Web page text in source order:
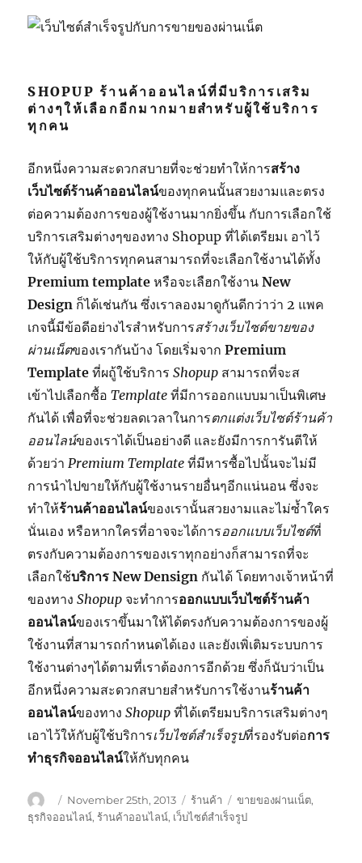
SHOPUP ร้านค้าออนไลน์ที่มีบริการเสริม
ต่างๆให้เลือกอีกมากมายสำหรับผู้ใช้บริการ
ทุกคน
อีกหนึ่งความสะดวกสบายที่จะช่วยทำให้การสร้าง
เว็บไซต์ร้านค้าออนไลน์ของทุกคนนั้นสวยงามและตรง
ต่อความต้องการของผู้ใช้งานมากยิ่งขึ้น กับการเลือกใช้
บริการเสริมต่างๆของทาง Shopup ที่ได้เตรียมเ อาไว้
ให้กับผู้ใช้บริการทุกคนสามารถที่จะเลือกใช้งานได้ทั้ง
Premium template หรือจะเลืฮกใช้งานNew
Design ก็ได้เช่นกัน ซึ่งเราลองมาดูกันดีกว่าว่า 2 แพค
เกจนี้มีข้อดีอย่างไรสำหรับการสร้างเว็บไซต์ขายของ
ผ่านเน็ตของเรากันบ้าง โดยเริ่มจากPremium
Template ที่ผถู้ใช้บริการShopup สามารถที่จะส
เข้าไปเลือกซื้อTemplate ที่มีการออกแบบมาเป็นพิเศษ
กันได้ เพื่อที่จะช่วยลดเวลาในการตกแต่งเว็บไซต์ร้านค้า
ออนไลน์ของเราได้เป็นอย่างดี และยังมีการการันตีให้
ด้วยว่าPremium Template ที่มีหารซื้อไปนั้นจะไม่มี
การนำไปขายให้กับผู้ใช้งานรายอื่นๆอีกแน่นอน ซึ่งจะ
ทำให้ร้านค้าออนไลน์ของเรานั้นสวยงามและไม่ซ้ำใคร
นั่นเอง หรือหากใครที่อาจจะได้การออกแบบเว็บไซต์ที่
ตรงกับความต้องการของเราทุกอย่างก็สามารถที่จะ
เลือกใช้บริการ New Densign กันได้ โดยทางเจ้าหน้าที่
ของทางShopup จะทำการออกแบบเว็บไซต์ร้านค้า
ออนไลน์ของเราขึ้นมาให้ได้ตรงกับความต้องการของผู้
ใช้งานที่สามารถกำหนดได้เอง และยังเพิ่เติมระบบการ
ใช้งานต่างๆได้ตามที่เราต้องการอีกด้วย ซึ่งก็นับว่าเป็น
อีกหนึ่งความสะดวกสบายสำหรับการใช้งานร้านค้า
ออนไลน์ของทางShopup ที่ได้เตรียมบริการเสริมต่างๆ
เอาไว้ให้กับผู้ใช้บริการเว็บไซต์สำเร็จรูปที่รองรับต่อการ
ทำธุรกิจออนไลน์ให้กับทุกคน
Author
Posted
on
November 25th, 2013 Categories
ร้านค้า Tags
ขายของผ่านเน็ต,
ธุรกิจออนไลน์,ร้านค้าออนไลน์, เว็บไซต์สำเร็จรูป